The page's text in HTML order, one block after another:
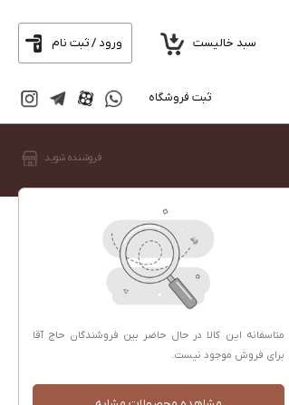
ورود / ثبت نام سبد خالیست
ثبت فروشگاه
فروشنده شوید
متاسفانه این کالا در حال حاضر بین فروشندگان حاج آقا
برای فروش موجود نیست.